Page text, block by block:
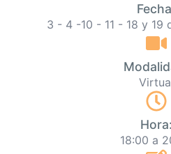
3 - 4 -10 - 11 - 18 y 19
Hora:
18:00 a